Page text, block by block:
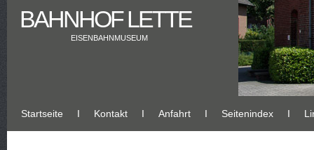
BAHNHOF LETTE
EISENBAHNMUSEUM
Startseite Ι Kontakt Ι Anfahrt Ι Seitenindex Ι